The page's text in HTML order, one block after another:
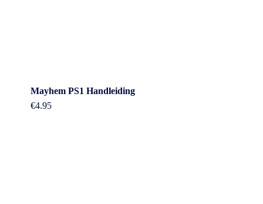
Mayhem PS1 Handleiding
€4.95